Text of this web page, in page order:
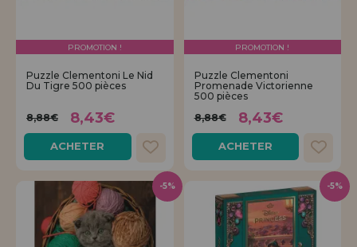
PROMOTION !
Puzzle Clementoni Le Nid
Du Tigre 500 pièces
8,88€ 8,43€
ACHETER
PROMOTION !
Puzzle Clementoni
Promenade Victorienne
500 pièces
8,88€
8,43€
ACHETER
-5% -5%